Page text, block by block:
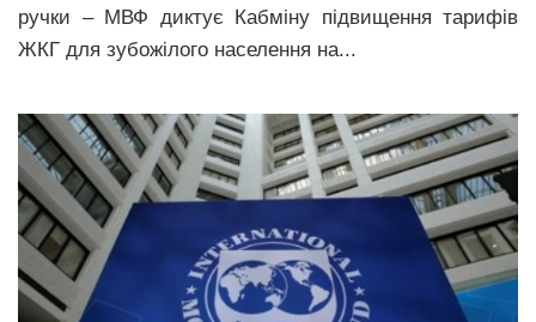
ручки – МВФ диктує Кабміну підвищення тарифів
ЖКГ для зубожілого населення на...